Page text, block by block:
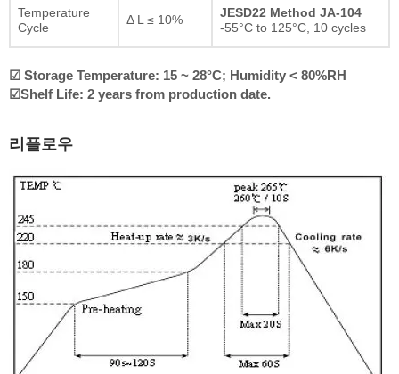
Temperature
Cycle
Δ L ≤ 10%
JESD22 Method JA-104
-55°C to 125°C, 10 cycles
☑ Storage Temperature: 15 ~ 28°C; Humidity < 80%RH
☑Shelf Life: 2 years from production date.
리플로우